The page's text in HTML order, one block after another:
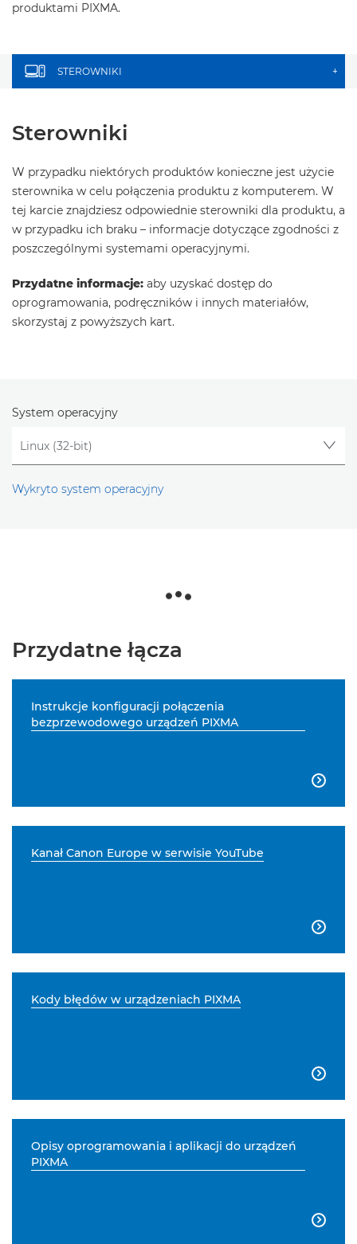
produktami PIXMA.
STEROWNIKI +
Sterowniki
W przypadku niektórych produktów konieczne jest użycie
sterownika w celu połączenia produktu z komputerem. W
tej karcie znajdziesz odpowiednie sterowniki dla produktu, a
w przypadku ich braku – informacje dotyczące zgodności z
poszczególnymi systemami operacyjnymi.
Przydatne informacje: aby uzyskać dostęp do
oprogramowania, podręczników i innych materiałów,
skorzystaj z powyższych kart.
System operacyjny
Wykryto system operacyjny
Przydatne łącza
Instrukcje konfiguracji połączenia
bezprzewodowego urządzeń PIXMA

Kanał Canon Europe w serwisie YouTube

Kody błędów w urządzeniach PIXMA

Opisy oprogramowania i aplikacji do urządzeń
PIXMA
